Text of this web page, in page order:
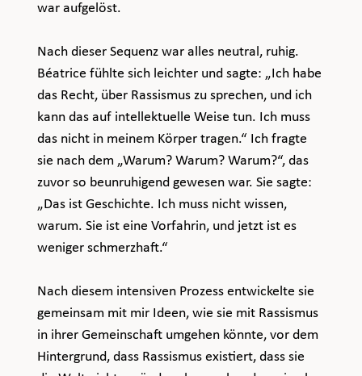
war aufgelöst.
Nach dieser Sequenz war alles neutral, ruhig.
Béatrice fühlte sich leichter und sagte: „Ich habe
das Recht, über Rassismus zu sprechen, und ich
kann das auf intellektuelle Weise tun. Ich muss
das nicht in meinem Körper tragen.“ Ich fragte
sie nach dem „Warum? Warum? Warum?“, das
zuvor so beunruhigend gewesen war. Sie sagte:
„Das ist Geschichte. Ich muss nicht wissen,
warum. Sie ist eine Vorfahrin, und jetzt ist es
weniger schmerzhaft.“
Nach diesem intensiven Prozess entwickelte sie
gemeinsam mit mir Ideen, wie sie mit Rassismus
in ihrer Gemeinschaft umgehen könnte, vor dem
Hintergrund, dass Rassismus existiert, dass sie